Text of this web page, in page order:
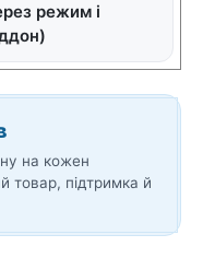
режим і
на кожен
товар, підтримка й